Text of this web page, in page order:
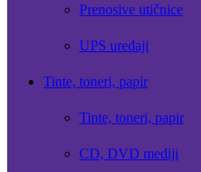
Prenosive utičnice
UPS uređaji
Tinte, toneri, papir
Tinte, toneri, papir
CD, DVD mediji